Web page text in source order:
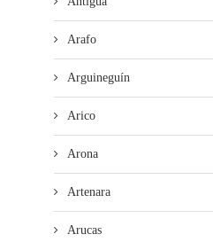
Arafo
Arguineguín
Arico
Arona
Artenara
Arucas